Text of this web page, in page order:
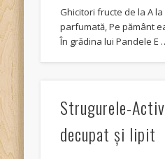
Ghicitori fructe de la A la
parfumată, Pe pământ
În grădina lui Pandele E
Strugurele-
decupat şi lipit